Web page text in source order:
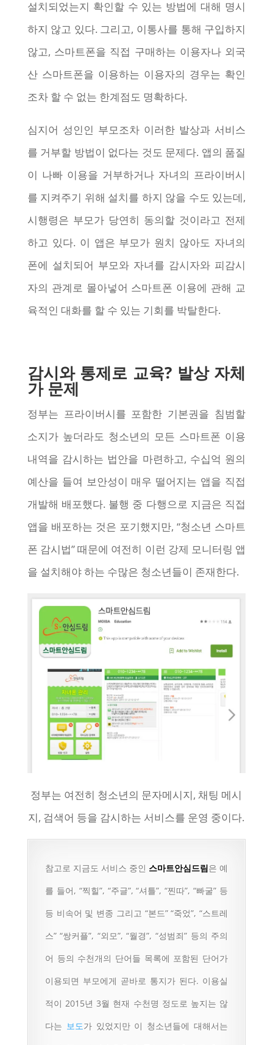
설치되었는지 확인할 수 있는 방법에 대해 명시
하지 않고 있다. 그리고, 이통사를 통해 구입하지
않고, 스마트폰을 직접 구매하는 이용자나 외국
산 스마트폰을 이용하는 이용자의 경우는 확인
조차 할 수 없는 한계점도 명확하다.
심지어 성인인 부모조차 이러한 발상과 서비스
를 거부할 방법이 없다는 것도 문제다. 앱의 품질
이 나빠 이용을 거부하거나 자녀의 프라이버시
를 지켜주기 위해 설치를 하지 않을 수도 있는데,
시행령은 부모가 당연히 동의할 것이라고 전제
하고 있다. 이 앱은 부모가 원치 않아도 자녀의
폰에 설치되어 부모와 자녀를 감시자와 피감시
자의 관계로 몰아넣어 스마트폰 이용에 관해 교
육적인 대화를 할 수 있는 기회를 박탈한다.
감시와 통제로 교육? 발상 자체
가 문제
정부는 프라이버시를 포함한 기본권을 침범할
소지가 높더라도 청소년의 모든 스마트폰 이용
내역을 감시하는 법안을 마련하고, 수십억 원의
예산을 들여 보안성이 매우 떨어지는 앱을 직접
개발해 배포했다. 불행 중 다행으로 지금은 직접
앱을 배포하는 것은 포기했지만, “청소년 스마트
폰 감시법” 때문에 여전히 이런 강제 모니터링 앱
을 설치해야 하는 수많은 청소년들이 존재한다.
정부는 여전히 청소년의 문자메시지, 채팅 메시
지, 검색어 등을 감시하는 서비스를 운영 중이다.
참고로 지금도 서비스 중인 스마트안심드림은 예
를 들어, “찍힐”, “주글”, “셔틀”, “찐따”, “빠굴” 등
등 비속어 및 변종 그리고 “본드” “죽었”, “스트레
스” “쌍커플”, “외모”, “월경”, “성범죄” 등의 주의
어 등의 수천개의 단어들 목록에 포함된 단어가
이용되면 부모에게 곧바로 통지가 된다. 이용실
적이 2015년 3월 현재 수천명 정도로 높지는 않
다는 보도가 있었지만 이 청소년들에 대해서는